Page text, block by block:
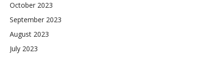
October 2023
September 2023
August 2023
July 2023